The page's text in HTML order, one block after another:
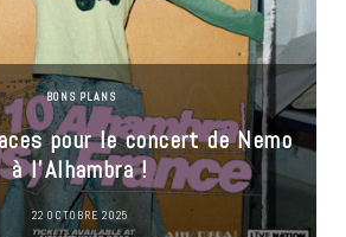
BONS PLANS
pour le concert de Nemo
à l’Alhambra !
22 OCTOBRE 2025